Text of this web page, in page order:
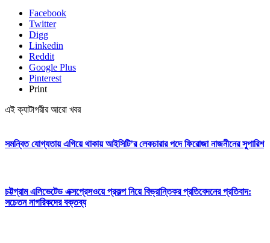
Facebook
Twitter
Digg
Linkedin
Reddit
Google Plus
Pinterest
Print
এই ক্যাটাগরীর আরো খবর
সমন্বিত যোগ্যতায় এগিয়ে থাকায় আইসিটি’র লেকচারার পদে ফিরোজা নাজনীনের সুপারিশ
চট্টগ্রাম এলিভেটেড এক্সপ্রেসওয়ে প্রকল্প নিয়ে বিভ্রান্তিকর প্রতিবেদনের প্রতিবাদ:
সচেতন নাগরিকদের বক্তব্য